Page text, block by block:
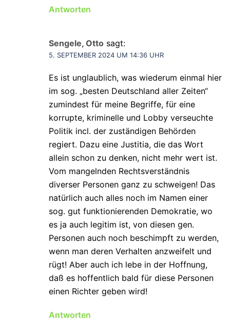
Antworten
Sengele, Otto sagt:
5. SEPTEMBER 2024 UM 14:36 UHR
Es ist unglaublich, was wiederum einmal hier
im sog. „besten Deutschland aller Zeiten“
zumindest für meine Begriffe, für eine
korrupte, kriminelle und Lobby verseuchte
Politik incl. der zuständigen Behörden
regiert. Dazu eine Justitia, die das Wort
allein schon zu denken, nicht mehr wert ist.
Vom mangelnden Rechtsverständnis
diverser Personen ganz zu schweigen! Das
natürlich auch alles noch im Namen einer
sog. gut funktionierenden Demokratie, wo
es ja auch legitim ist, von diesen gen.
Personen auch noch beschimpft zu werden,
wenn man deren Verhalten anzweifelt und
rügt! Aber auch ich lebe in der Hoffnung,
daß es hoffentlich bald für diese Personen
einen Richter geben wird!
Antworten